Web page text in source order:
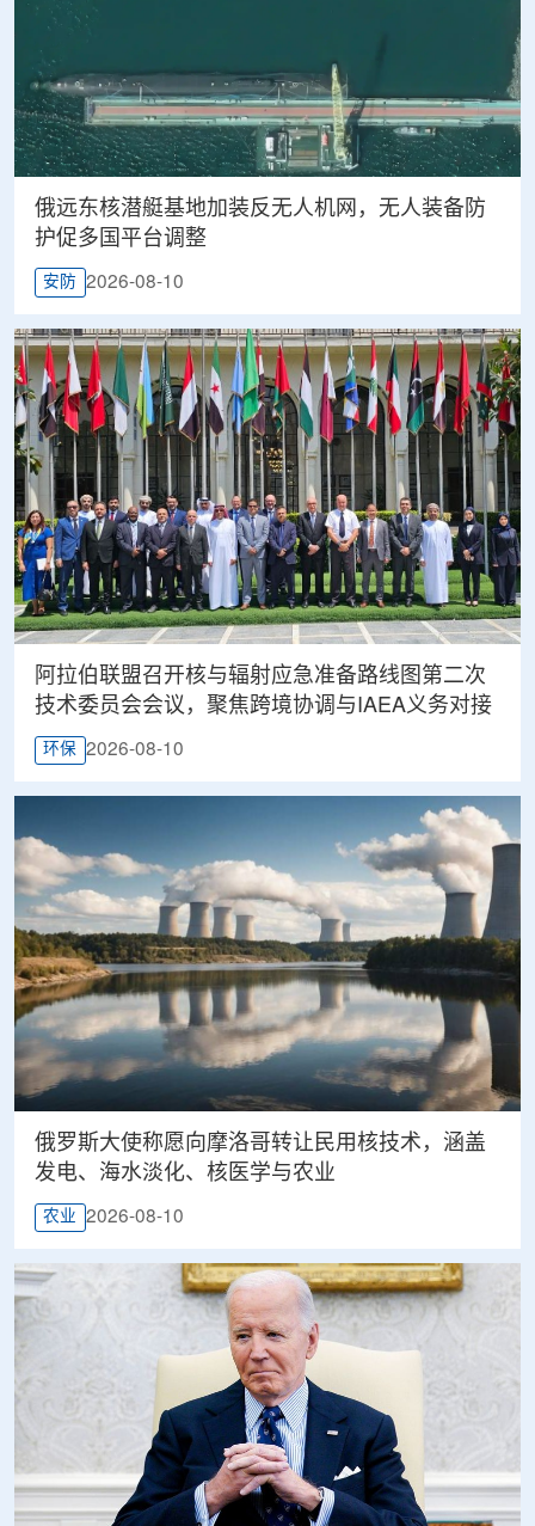
俄远东核潜艇基地加装反无人机网，无人装备防
护促多国平台调整
安防 2026-08-10
阿拉伯联盟召开核与辐射应急准备路线图第二次
技术委员会会议，聚焦跨境协调与IAEA义务对接
环保 2026-08-10
俄罗斯大使称愿向摩洛哥转让民用核技术，涵盖
发电、海水淡化、核医学与农业
农业 2026-08-10